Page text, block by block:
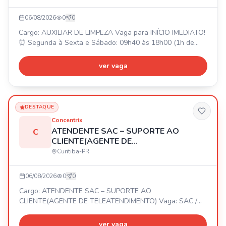
06/08/2026 0 0
Cargo: AUXILIAR DE LIMPEZA Vaga para INÍCIO IMEDIATO!
⏰ Segunda à Sexta e Sábado: 09h40 às 18h00 (1h de
1.900,00. 🎁 BENEFÍCIOS: Alimentação R$ 494,00 (no
local) e Vale Transporte (para quem optar). Envie seu
ver vaga
DESTAQUE
C
Concentrix
ATENDENTE SAC – SUPORTE AO
CLIENTE(AGENTE DE
TELEATENDIMENTO)
Curitiba-PR
06/08/2026 0 0
Cargo: ATENDENTE SAC – SUPORTE AO
CLIENTE(AGENTE DE TELEATENDIMENTO) Vaga: SAC /
de Curitiba Horário: Segunda a sábado, das 14h20 às